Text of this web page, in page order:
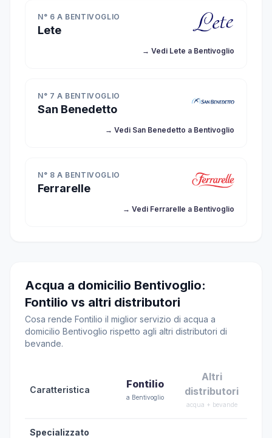
N° 6 A BENTIVOGLIO
Lete
→ Vedi Lete a Bentivoglio
N° 7 A BENTIVOGLIO
San Benedetto
→ Vedi San Benedetto a Bentivoglio
N° 8 A BENTIVOGLIO
Ferrarelle
→ Vedi Ferrarelle a Bentivoglio
Acqua a domicilio Bentivoglio:
Fontilio vs altri distributori
Cosa rende Fontilio il miglior servizio di acqua a
domicilio Bentivoglio rispetto agli altri distributori di
bevande.
Caratteristica Fontilio
a Bentivoglio
Altri
distributori
acqua + bevande
Specializzato